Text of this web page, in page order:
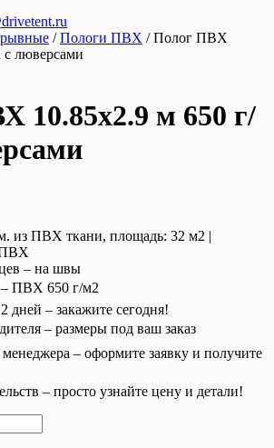
/Пологи ПВХ / Полог ПВХ
с люверсами
10.85х2.9 м 650 г/
из ПВХ ткани, площадь: 32 м2 |
ПВХ
– на швы
ПВХ 650 г/м2
дней – закажите сегодня!
– размеры под ваш заказ
– оформите заявку и получите
– просто узнайте цену и детали!